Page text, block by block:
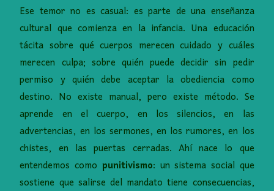
Ese temor no es casual: es parte de una enseñanza
cultural que comienza en la infancia. Una educación
tácita sobre qué cuerpos merecen cuidado y cuáles
merecen culpa; sobre quién puede decidir sin pedir
permiso y quién debe aceptar la obediencia como
destino. No existe manual, pero existe método. Se
aprende en el cuerpo, en los silencios, en las
advertencias, en los sermones, en los rumores, en los
chistes, en las puertas cerradas. Ahí nace lo que
entendemos como punitivismo: un sistema social que
sostiene que salirse del mandato tiene consecuencias,